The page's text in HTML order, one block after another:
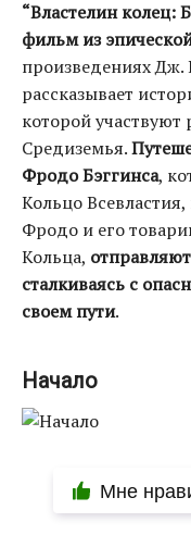
“Властелин колец:
фильм из
произведениях
рассказывает
которой
Средиземья.
Фродо Бэггинса,
Кольцо
Фродо и его
Кольца,
сталкиваясь с
своем пути.
Начало
Мне